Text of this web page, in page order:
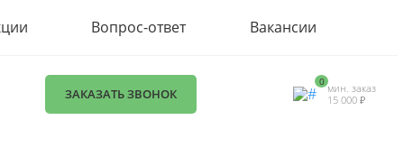
Вопрос-ответ Вакансии
ЗАКАЗАТЬ ЗВОНОК
0 мин. заказ
15 000 ₽